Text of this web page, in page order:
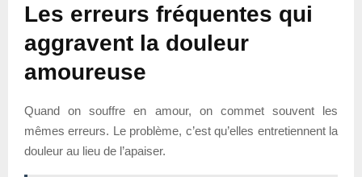
Les erreurs fréquentes qui
aggravent la douleur
amoureuse
Quand on souffre en amour, on commet souvent les
mêmes erreurs. Le problème, c’est qu’elles entretiennent la
douleur au lieu de l’apaiser.